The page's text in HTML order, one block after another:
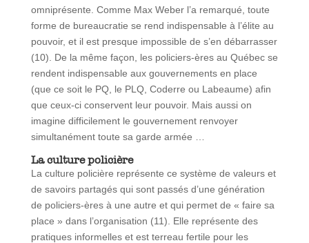
omniprésente. Comme Max Weber l’a remarqué, toute
forme de bureaucratie se rend indispensable à l’élite au
pouvoir, et il est presque impossible de s’en débarrasser
(10). De la même façon, les policiers-ères au Québec se
rendent indispensable aux gouvernements en place
(que ce soit le PQ, le PLQ, Coderre ou Labeaume) afin
que ceux-ci conservent leur pouvoir. Mais aussi on
imagine difficilement le gouvernement renvoyer
simultanément toute sa garde armée …
La culture policière
La culture policière représente ce système de valeurs et
de savoirs partagés qui sont passés d’une génération
de policiers-ères à une autre et qui permet de « faire sa
place » dans l’organisation (11). Elle représente des
pratiques informelles et est terreau fertile pour les